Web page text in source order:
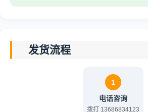
发货流程
1
电话咨询
拨打 13686834123